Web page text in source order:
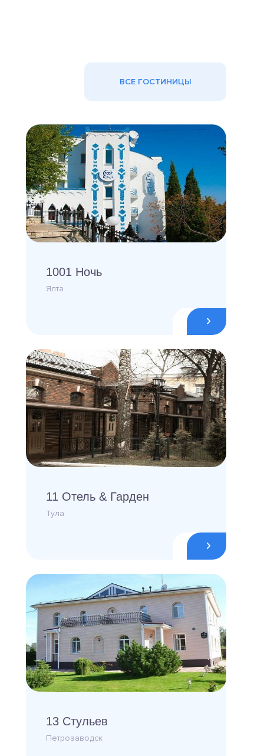
ВСЕ ГОСТИНИЦЫ
1001 Ночь
Ялта
11 Отель & Гарден
Тула
13 Стульев
Петрозаводск